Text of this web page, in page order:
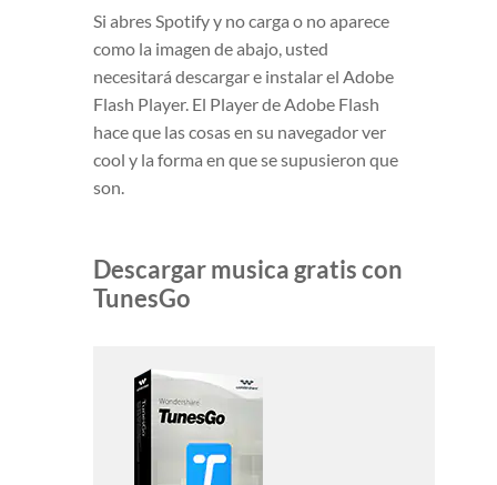
Si abres Spotify y no carga o no aparece
como la imagen de abajo, usted
necesitará descargar e instalar el Adobe
Flash Player. El Player de Adobe Flash
hace que las cosas en su navegador ver
cool y la forma en que se supusieron que
son.
Descargar musica gratis con
TunesGo